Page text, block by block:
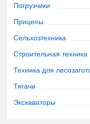
Погрузчики
Прицепы
Сельхозтехника
Строительная техника
Техника для
Тягачи
Экскаваторы